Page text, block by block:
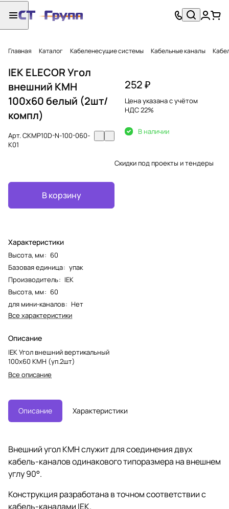
Главная Каталог Кабеленесущие системы Кабельные каналы
IEK ELECOR Угол
внешний КМН
100х60 белый (2шт/
компл)
Арт.CKMP10D-N-100-060-
K01
В корзину
Характеристики
Высота, мм: 60
Базовая единица: упак
Производитель: IEK
Высота, мм: 60
для мини-каналов: Нет
Все характеристики
Описание
IEK Угол внешний вертикальный
100х60 КМН (уп.2шт)
Все описание
252 ₽
Цена указана с учётом
НДС 22%
В наличии
Скидки под проекты и тендеры
Описание Характеристики
Внешний угол КМН служит для соединения двух
кабель-каналов одинакового типоразмера на внешнем
углу 90°.
Конструкция разработана в точном соответствии с
кабель-каналами IEK.